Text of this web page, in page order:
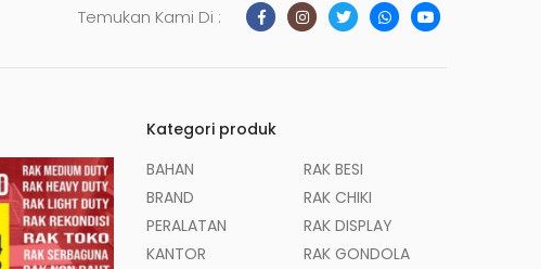
Temukan Kami Di :
Kategori produk
BAHAN
BRAND
PERALATAN
KANTOR
RAK BESI
RAK CHIKI
RAK DISPLAY
RAK GONDOLA